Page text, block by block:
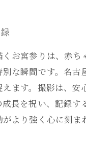
お宮参りは、赤
な瞬間です。名
ます。撮影は、
長を祝い、記録
より強く心に刻